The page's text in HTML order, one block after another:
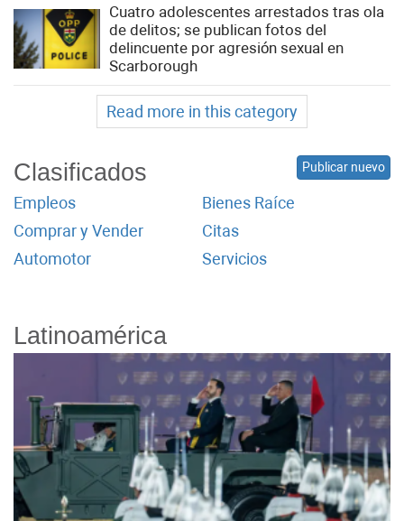
Cuatro adolescentes arrestados ​​tras ola
de delitos; se publican fotos del
delincuente por agresión sexual en
Scarborough
Read more in this category
Publicar nuevo
Clasificados
Empleos
Bienes Raíce
Comprar y Vender
Citas
Automotor
Servicios
Latinoamérica